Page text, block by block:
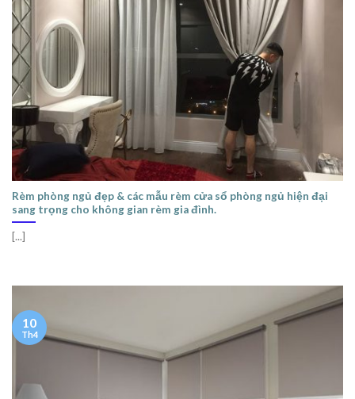
Rèm phòng ngủ đẹp & các mẫu rèm cửa sổ phòng ngủ hiện đại
sang trọng cho không gian rèm gia đình.
[...]
10
Th4